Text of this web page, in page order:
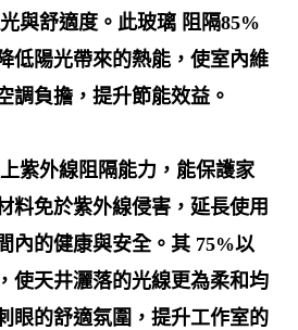
與舒適度。此玻璃 阻隔85%
低陽光帶來的熱能，使室內維
調負擔，提升節能效益。
紫外線阻隔能力，能保護家
料免於紫外線侵害，延長使用
內的健康與安全。其 75%以
使天井灑落的光線更為柔和均
眼的舒適氛圍，提升工作室的